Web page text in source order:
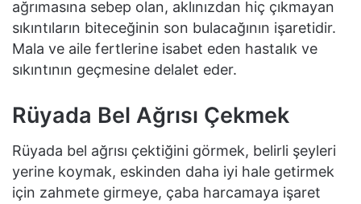
ağrımasına sebep olan, aklınızdan hiç çıkmayan
sıkıntıların biteceğinin son bulacağının işaretidir.
Mala ve aile fertlerine isabet eden hastalık ve
sıkıntının geçmesine delalet eder.
Rüyada Bel Ağrısı Çekmek
Rüyada bel ağrısı çektiğini görmek, belirli şeyleri
yerine koymak, eskinden daha iyi hale getirmek
için zahmete girmeye, çaba harcamaya işaret